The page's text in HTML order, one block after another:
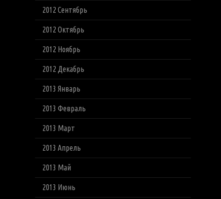
2012 Сентябрь
2012 Октябрь
2012 Ноябрь
2012 Декабрь
2013 Январь
2013 Февраль
2013 Март
2013 Апрель
2013 Май
2013 Июнь